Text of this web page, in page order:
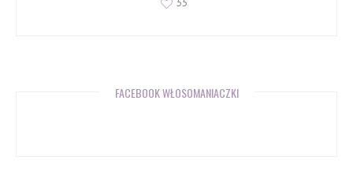
FACEBOOK WŁOSOMANIACZKI